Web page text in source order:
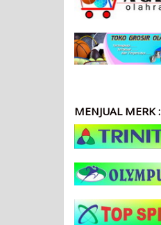
MENJUAL MERK :